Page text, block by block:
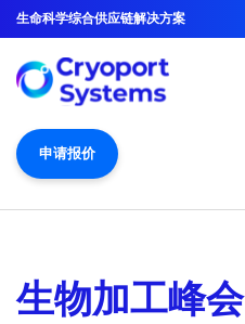
生命科学综合供应链解决方案
申请报价
生物加工峰会